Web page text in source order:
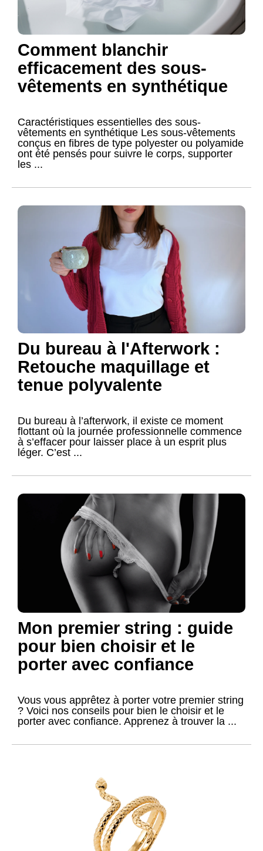
Comment blanchir
efficacement des sous-
vêtements en synthétique
Caractéristiques essentielles des sous-
vêtements en synthétique Les sous-vêtements
conçus en fibres de type polyester ou polyamide
ont été pensés pour suivre le corps, supporter
les ...
Du bureau à l'Afterwork :
Retouche maquillage et
tenue polyvalente
Du bureau à l’afterwork, il existe ce moment
flottant où la journée professionnelle commence
à s’effacer pour laisser place à un esprit plus
léger. C’est ...
Mon premier string : guide
pour bien choisir et le
porter avec confiance
Vous vous apprêtez à porter votre premier string
? Voici nos conseils pour bien le choisir et le
porter avec confiance. Apprenez à trouver la ...